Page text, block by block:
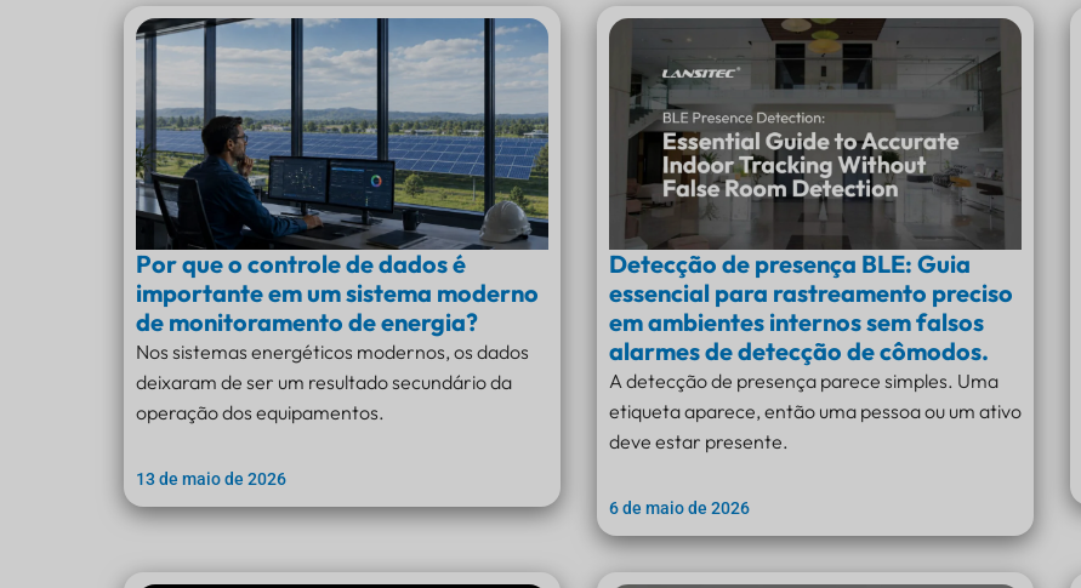
Por que o controle de dados é
importante em um sistema moderno
de monitoramento de energia?
Nos sistemas energéticos modernos, os dados
deixaram de ser um resultado secundário da
operação dos equipamentos.
13 de maio de 2026
Detecção de presença BLE: Guia
essencial para rastreamento preciso
em ambientes internos sem falsos
alarmes de detecção de cômodos.
A detecção de presença parece simples. Uma
etiqueta aparece, então uma pessoa ou um ativo
deve estar presente.
6 de maio de 2026